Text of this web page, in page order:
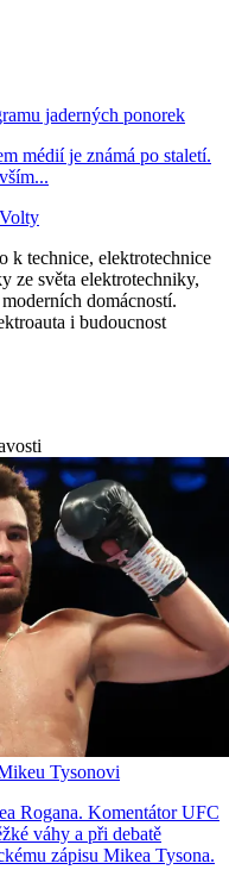
jaderných ponorek
médií je známá po staletí.
Volty
k technice, elektrotechnice
ze světa elektrotechniky,
domácností.
i budoucnost
Tysonovi
Rogana. Komentátor UFC
váhy a při debatě
zápisu Mikea Tysona.